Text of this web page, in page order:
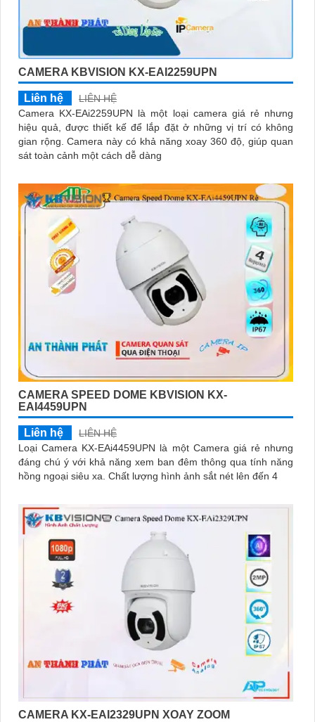
CAMERA KBVISION KX-EAI2259UPN
Liên hệ
LIÊN HỆ
Camera KX-EAi2259UPN là một loại camera giá rẻ nhưng
hiệu quả, được thiết kế để lắp đặt ở những vị trí có không
gian rộng. Camera này có khả năng xoay 360 độ, giúp quan
sát toàn cảnh một cách dễ dàng
CAMERA SPEED DOME KBVISION KX-
EAI4459UPN
Liên hệ
LIÊN HỆ
Loại Camera KX-EAi4459UPN là một Camera giá rẻ nhưng
đáng chú ý với khả năng xem ban đêm thông qua tính năng
hồng ngoại siêu xa. Chất lượng hình ảnh sắt nét lên đến 4
CAMERA KX-EAI2329UPN XOAY ZOOM